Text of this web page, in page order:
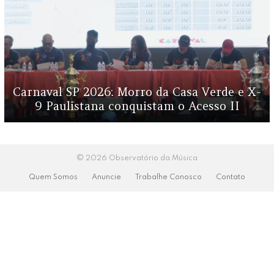
Carnaval SP 2026: Morro da Casa Verde e X-
9 Paulistana conquistam o Acesso II
© 2026 Observatório da Música
Quem Somos Anuncie Trabalhe Conosco Contato